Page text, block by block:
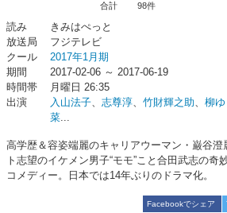
合計
98件
読み
きみはぺっと
放送局
フジテレビ
クール
2017年1月期
期間
2017-02-06 ～ 2017-06-19
時間帯
月曜日 26:35
出演
入山法子、 志尊淳、 竹財輝之助、 柳ゆ
菜...
高学歴＆容姿端麗のキャリアウーマン・巌谷澄
ト志望のイケメン男子“モモ”こと合田武志の奇
コメディー。日本では14年ぶりのドラマ化。
Facebookでシェア